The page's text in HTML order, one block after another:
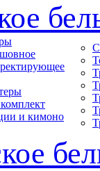
и кимоно